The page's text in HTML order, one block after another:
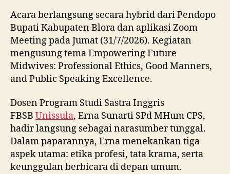
Acara berlangsung secara hybrid dari Pendopo
Bupati Kabupaten Blora dan aplikasi Zoom
Meeting pada Jumat (31/7/2026). Kegiatan
mengusung tema Empowering Future
Midwives: Professional Ethics, Good Manners,
and Public Speaking Excellence.
Dosen Program Studi Sastra Inggris
FBSB Unissula, Erna Sunarti SPd MHum CPS,
hadir langsung sebagai narasumber tunggal.
Dalam paparannya, Erna menekankan tiga
aspek utama: etika profesi, tata krama, serta
keunggulan berbicara di depan umum.